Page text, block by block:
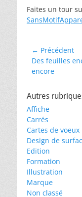
Faites un tour
Navigation
de
l’article
← Précédent
Article
précédent :
Des feuilles
encore
Autres
Affiche
Carrés
Cartes de voeux
Design de
Edition
Formation
Illustration
Marque
Non classé